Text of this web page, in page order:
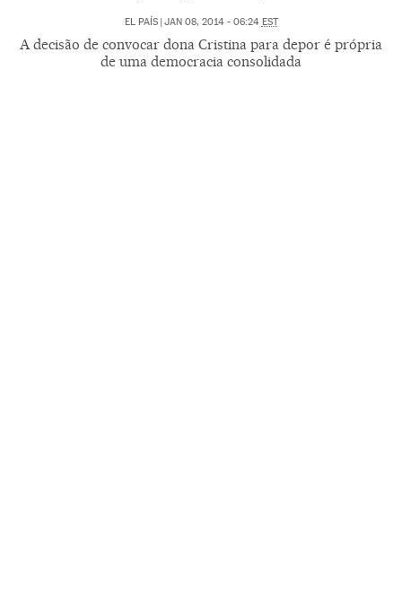
EL PAÍS | JAN 08, 2014 - 06:24 EST
A decisão de convocar dona Cristina para depor é própria
de uma democracia consolidada